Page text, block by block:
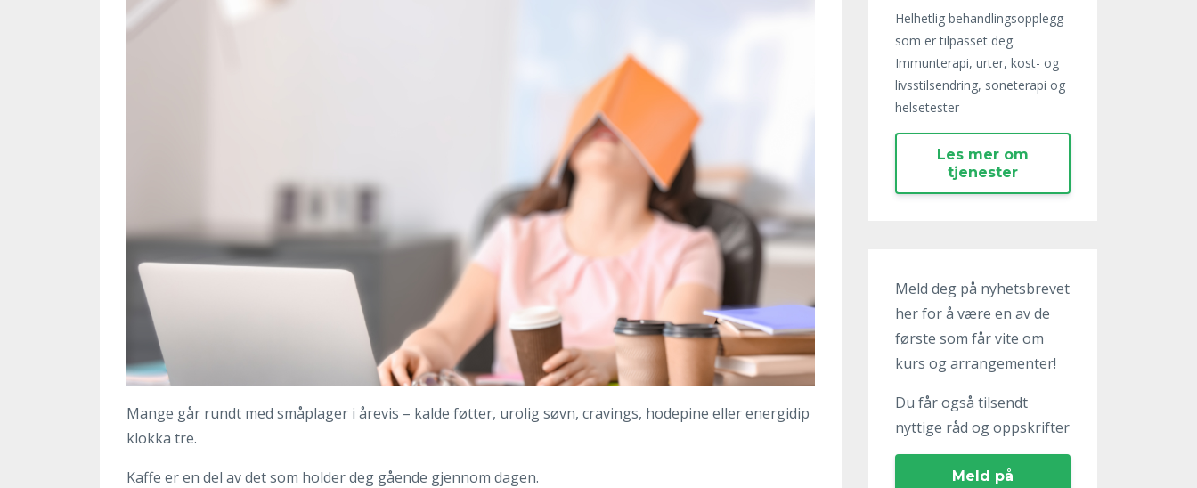
Mange går rundt med småplager i årevis – kalde føtter, urolig søvn, cravings, hodepine eller energidip
klokka tre.
Kaffe er en del av det som holder deg gående gjennom dagen.
Helhetlig behandlingsopplegg
som er tilpasset deg.
Immunterapi, urter, kost- og
livsstilsendring, soneterapi og
helsetester
Les mer om
tjenester
Meld deg på nyhetsbrevet
her for å være en av de
første som får vite om
kurs og arrangementer!
Du får også tilsendt
nyttige råd og oppskrifter
Meld på